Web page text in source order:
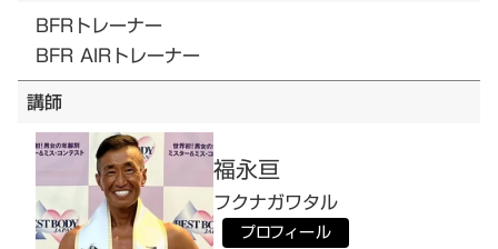
BFRトレーナー
BFR AIRトレーナー
講師
福永亘
フクナガワタル
プロフィール